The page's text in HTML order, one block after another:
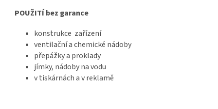
POUŽITÍ bez garance
konstrukce zařízení
ventilační a chemické nádoby
přepážky a proklady
jímky, nádoby na vodu
v tiskárnách a v reklamě